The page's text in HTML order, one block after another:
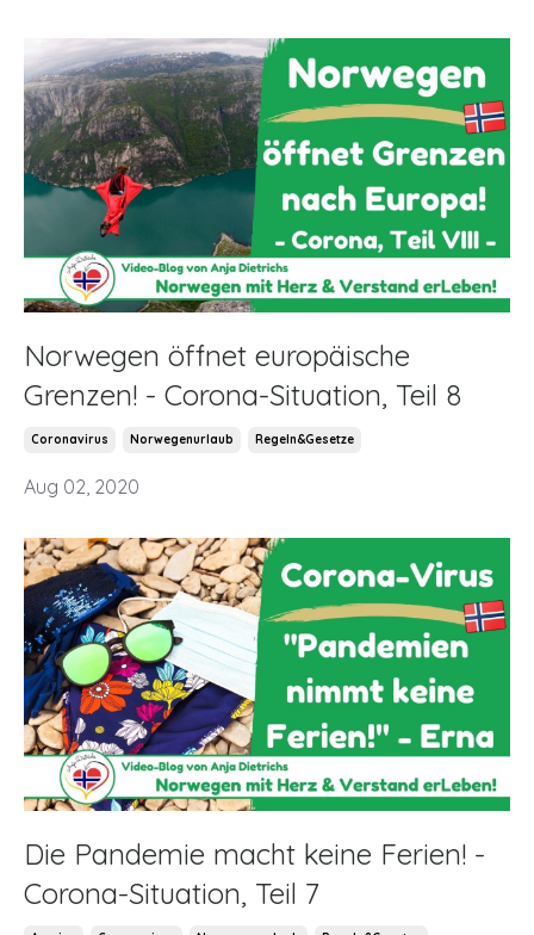
Norwegen öffnet europäische
Grenzen! - Corona-Situation, Teil 8
Coronavirus Norwegenurlaub Regeln&gesetze
Aug 02, 2020
Die Pandemie macht keine Ferien! -
Corona-Situation, Teil 7